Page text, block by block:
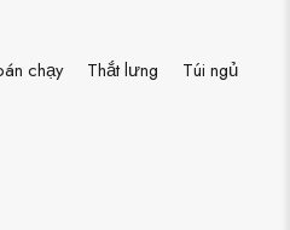
chạy Thắt lưng
Túi ngủ